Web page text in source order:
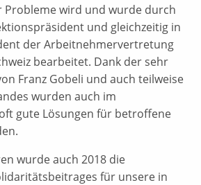
Probleme wird und wurde durch
und gleichzeitig in
der Arbeitnehmervertretung
bearbeitet. Dank der sehr
Franz Gobeli und auch teilweise
wurden auch im
gute Lösungen für betroffene
wurde auch 2018 die
für unsere in